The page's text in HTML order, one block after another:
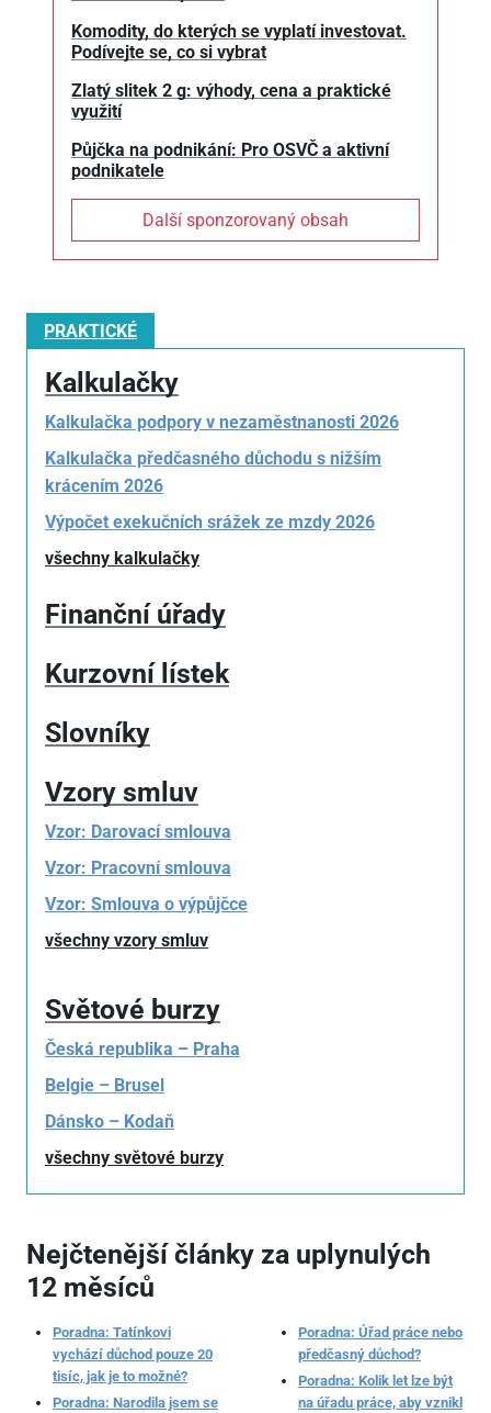
Komodity, do kterých se vyplatí investovat.
Podívejte se, co si vybrat
Zlatý slitek 2 g: výhody, cena a praktické
využití
Půjčka na podnikání: Pro OSVČ a aktivní
podnikatele
Další sponzorovaný obsah
PRAKTICKÉ
Kalkulačky
Kalkulačka podpory v nezaměstnanosti 2026
Kalkulačka předčasného důchodu s nižším
krácením 2026
Výpočet exekučních srážek ze mzdy 2026
všechny kalkulačky
Finanční úřady
Kurzovní lístek
Slovníky
Vzory smluv
Vzor: Darovací smlouva
Vzor: Pracovní smlouva
Vzor: Smlouva o výpůjčce
všechny vzory smluv
Světové burzy
Česká republika – Praha
Belgie – Brusel
Dánsko – Kodaň
všechny světové burzy
Nejčtenější články za uplynulých
12 měsíců
Poradna: Tatínkovi
vychází důchod pouze 20
tisíc, jak je to možné?
Poradna: Narodila jsem se
Poradna: Úřad práce nebo
předčasný důchod?
Poradna: Kolik let lze být
na úřadu práce, aby vznikl